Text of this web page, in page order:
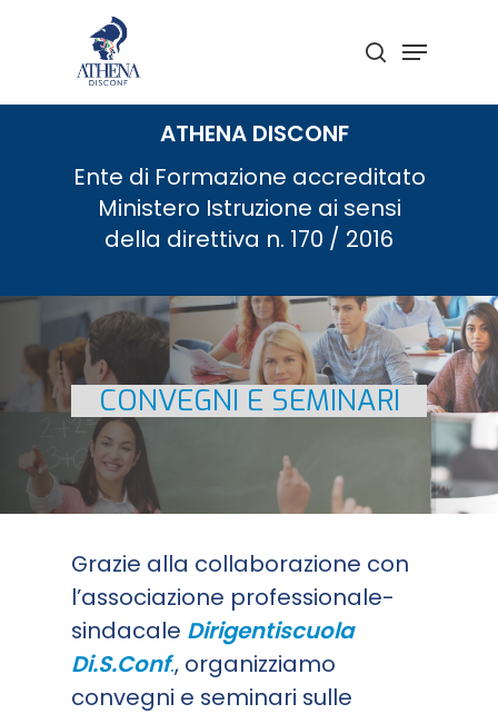
search
Menu
ATHENA DISCONF
Ente di Formazione accreditato
Ministero Istruzione ai sensi
della direttiva n. 170 / 2016
CONVEGNI E SEMINARI
Grazie alla collaborazione con
l’associazione professionale-
sindacale Dirigentiscuola
Di.S.Conf., organizziamo
convegni e seminari sulle